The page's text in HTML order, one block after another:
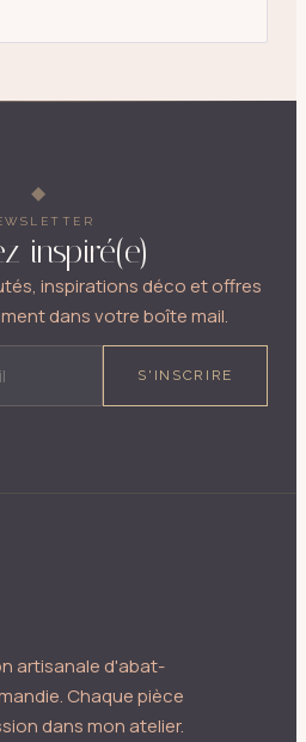
inspiré(e)
inspirations déco et offres
dans votre boîte mail.
S'INSCRIRE
artisanale d'abat-
Chaque pièce
dans mon atelier.